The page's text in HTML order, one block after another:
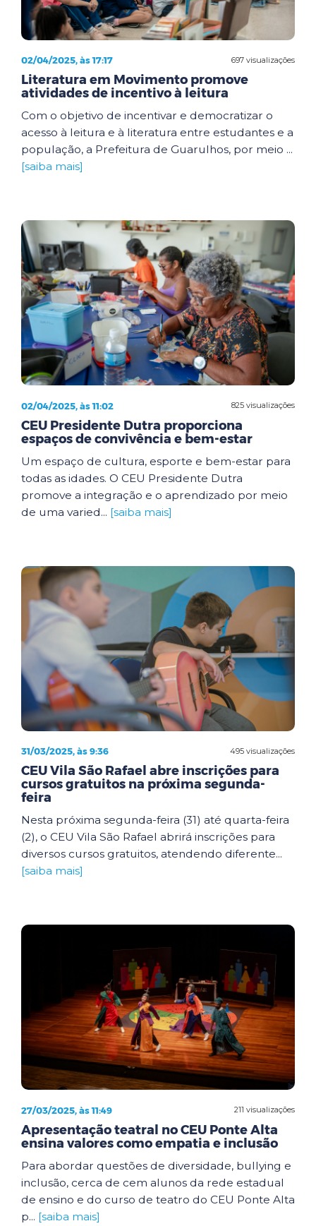
697 visualizações
02/04/2025, às 17:17
Literatura em Movimento promove
atividades de incentivo à leitura
Com o objetivo de incentivar e democratizar o
acesso à leitura e à literatura entre estudantes e a
população, a Prefeitura de Guarulhos, por meio ...
[saiba mais]
825 visualizações
02/04/2025, às 11:02
CEU Presidente Dutra proporciona
espaços de convivência e bem-estar
Um espaço de cultura, esporte e bem-estar para
todas as idades. O CEU Presidente Dutra
promove a integração e o aprendizado por meio
de uma varied... [saiba mais]
495 visualizações
31/03/2025, às 9:36
CEU Vila São Rafael abre inscrições para
cursos gratuitos na próxima segunda-
feira
Nesta próxima segunda-feira (31) até quarta-feira
(2), o CEU Vila São Rafael abrirá inscrições para
diversos cursos gratuitos, atendendo diferente...
[saiba mais]
211 visualizações
27/03/2025, às 11:49
Apresentação teatral no CEU Ponte Alta
ensina valores como empatia e inclusão
Para abordar questões de diversidade, bullying e
inclusão, cerca de cem alunos da rede estadual
de ensino e do curso de teatro do CEU Ponte Alta
p... [saiba mais]